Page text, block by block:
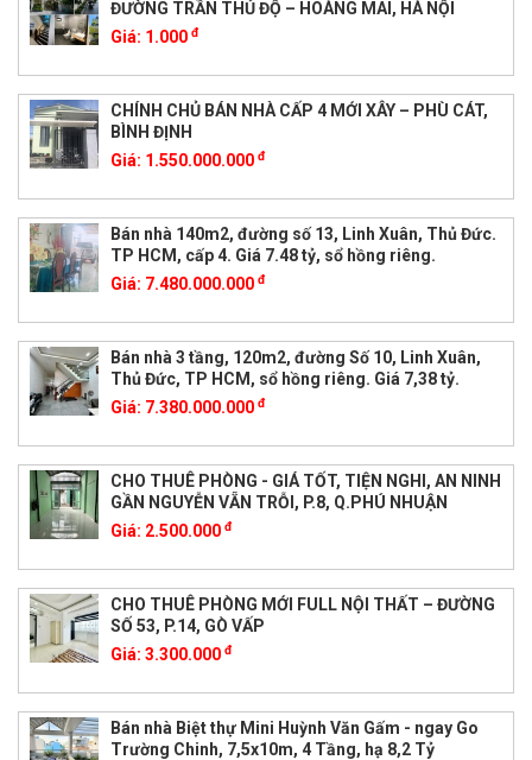
ĐƯỜNG TRẦN THỦ ĐỘ – HOÀNG MAI, HÀ NỘI
Giá: 1.000 đ
CHÍNH CHỦ BÁN NHÀ CẤP 4 MỚI XÂY – PHÙ CÁT,
BÌNH ĐỊNH
Giá: 1.550.000.000 đ
Bán nhà 140m2, đường số 13, Linh Xuân, Thủ Đức.
TP HCM, cấp 4. Giá 7.48 tỷ, sổ hồng riêng.
Giá: 7.480.000.000 đ
Bán nhà 3 tầng, 120m2, đường Số 10, Linh Xuân,
Thủ Đức, TP HCM, sổ hồng riêng. Giá 7,38 tỷ.
Giá: 7.380.000.000 đ
CHO THUÊ PHÒNG - GIÁ TỐT, TIỆN NGHI, AN NINH
GẦN NGUYỄN VẴN TRỖI, P.8, Q.PHÚ NHUẬN
Giá: 2.500.000 đ
CHO THUÊ PHÒNG MỚI FULL NỘI THẤT – ĐƯỜNG
SỐ 53, P.14, GÒ VẤP
Giá: 3.300.000 đ
Bán nhà Biệt thự Mini Huỳnh Văn Gấm - ngay Go
Trường Chinh, 7,5x10m, 4 Tầng, hạ 8,2 Tỷ